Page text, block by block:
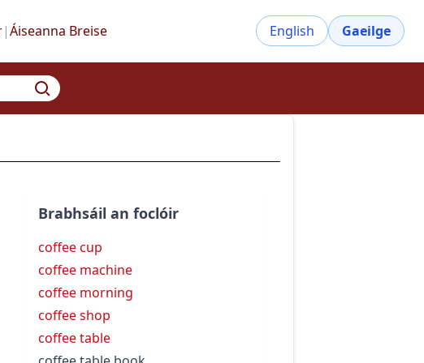
|Áiseanna Breise English Gaeilge
Brabhsáil an foclóir
coffee cup
coffee machine
coffee morning
coffee shop
coffee table